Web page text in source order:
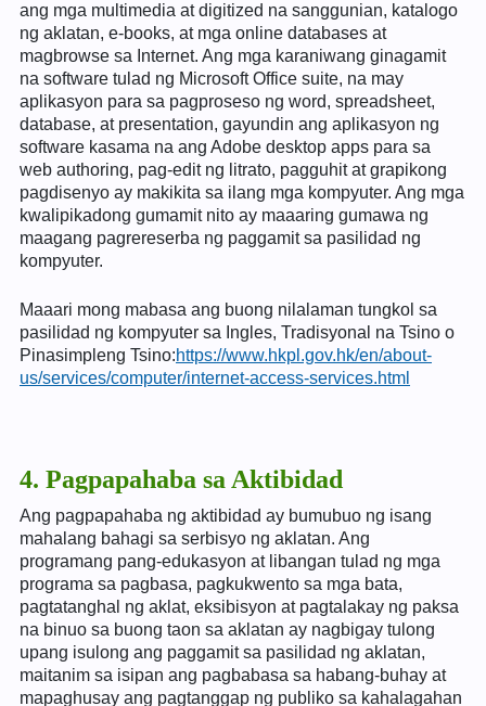
ang mga multimedia at digitized na sanggunian, katalogo
ng aklatan, e-books, at mga online databases at
magbrowse sa Internet. Ang mga karaniwang ginagamit
na software tulad ng Microsoft Office suite, na may
aplikasyon para sa pagproseso ng word, spreadsheet,
database, at presentation, gayundin ang aplikasyon ng
software kasama na ang Adobe desktop apps para sa
web authoring, pag-edit ng litrato, pagguhit at grapikong
pagdisenyo ay makikita sa ilang mga kompyuter. Ang mga
kwalipikadong gumamit nito ay maaaring gumawa ng
maagang pagrereserba ng paggamit sa pasilidad ng
kompyuter.
Maaari mong mabasa ang buong nilalaman tungkol sa
pasilidad ng kompyuter sa Ingles, Tradisyonal na Tsino o
Pinasimpleng Tsino:https://www.hkpl.gov.hk/en/about-
us/services/computer/internet-access-services.html
4. Pagpapahaba sa Aktibidad
Ang pagpapahaba ng aktibidad ay bumubuo ng isang
mahalang bahagi sa serbisyo ng aklatan. Ang
programang pang-edukasyon at libangan tulad ng mga
programa sa pagbasa, pagkukwento sa mga bata,
pagtatanghal ng aklat, eksibisyon at pagtalakay ng paksa
na binuo sa buong taon sa aklatan ay nagbigay tulong
upang isulong ang paggamit sa pasilidad ng aklatan,
maitanim sa isipan ang pagbabasa sa habang-buhay at
mapaghusay ang pagtanggap ng publiko sa kahalagahan